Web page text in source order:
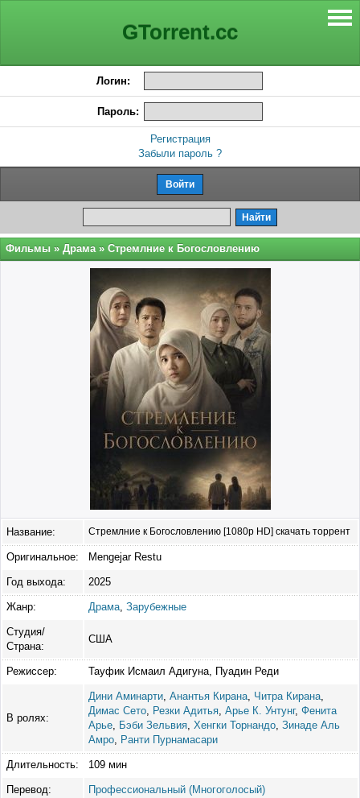
GTorrent.cc
Логин:
Пароль:
Регистрация
Забыли пароль ?
Фильмы » Драма » Стремлние к Богословлению
Название: Стремлние к Богословлению [1080p HD] скачать торрент
Оригинальное: Mengejar Restu
Год выхода: 2025
Жанр: Драма Зарубежные
Студия/
Страна:
США
Режиссер: Тауфик Исмаил Адигуна, Пуадин Реди
В ролях:
Дини Аминарти Анантья Кирана Читра Кирана
Димас Сето
Резки Адитья Арье К. Унтунг, Фенита
Арье
Бэби Зельвия Хенгки Торнандо Зинаде Аль
Амро
Ранти Пурнамасари
Длительность: 109 мин
Перевод: Профессиональный (Многоголосый)